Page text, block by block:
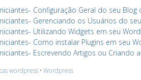
Configuração Geral do seu Blog
Gerenciando os Usuários do
Utilizando Widgets em seu
Como instalar Plugins em seu
Escrevendo Artigos ou Criando
wordpress• Wordpress